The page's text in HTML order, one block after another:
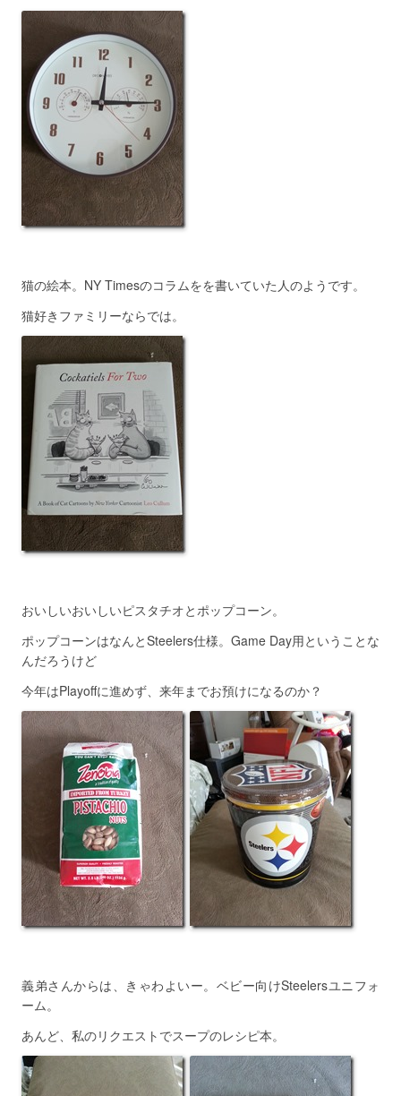
猫の絵本。NY Timesのコラムをを書いていた人のようです。
猫好きファミリーならでは。
おいしいおいしいピスタチオとポップコーン。
ポップコーンはなんとSteelers仕様。Game Day用ということな
んだろうけど
今年はPlayoffに進めず、来年までお預けになるのか？
義弟さんからは、きゃわよいー。ベビー向けSteelersユニフォ
ーム。
あんど、私のリクエストでスープのレシピ本。